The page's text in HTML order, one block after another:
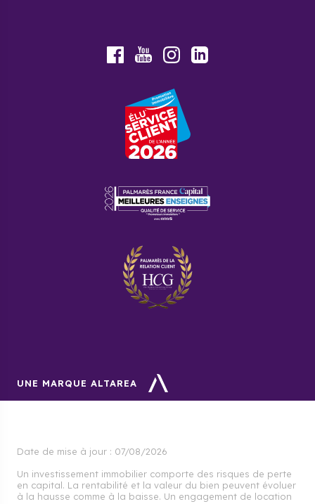
FacebookYoutubeInstagram
UNE MARQUE ALTAREA
Date de mise à jour : 07/08/2026
Un investissement immobilier comporte des risques de perte
en capital. La rentabilité et la valeur du bien peuvent évoluer
à la hausse comme à la baisse. Un engagement de location